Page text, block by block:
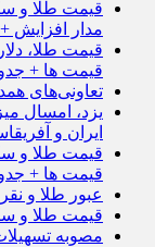
مدار افزایش
قیمت ها +
تعاونی‌های همدان ۱۹ هزار فرصت شغلی
یزد، امسال
ایران و
قیمت ها +
عبور طلا و
قیمت طلا و سکه
مصوبه